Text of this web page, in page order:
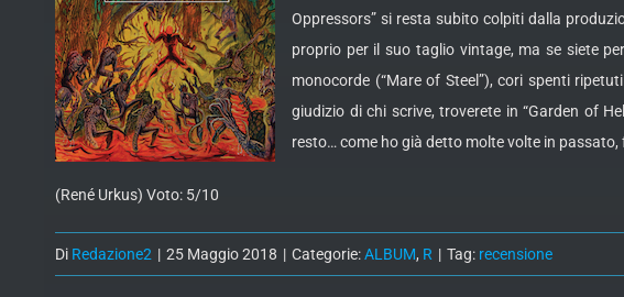
Oppressors” si resta subito colpiti dalla
proprio per il suo taglio vintage, ma se siete
monocorde (“Mare of Steel”), cori spenti
giudizio di chi scrive, troverete in “Garden of
resto… come ho già detto molte volte in
(René Urkus) Voto: 5/10
Di Redazione2 | 25 Maggio 2018 | Categorie:ALBUM, R | Tag: recensione